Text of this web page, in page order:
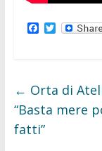
F
o
o
k
T
e
r
← Orta di
“Basta mere
fatti”